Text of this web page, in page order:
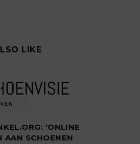
LIKE
‘ONLINE
AAN SCHOENEN